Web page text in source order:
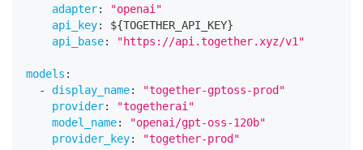
adapter:
"openai"
api_key: ${TOGETHER_API_KEY}
api_base: "https://api.together.xyz/v1"
models :
-
display_name:
"together-gptoss-prod"
provider:
"togetherai"
model_name:
"openai/gpt-oss-120b"
provider_key: "together-prod"